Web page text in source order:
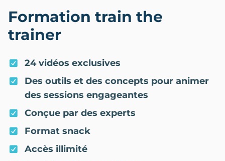
Formation train the
trainer
24 vidéos exclusives
Des outils et des concepts pour animer
des sessions engageantes
Conçue par des experts
Format snack
Accès illimité